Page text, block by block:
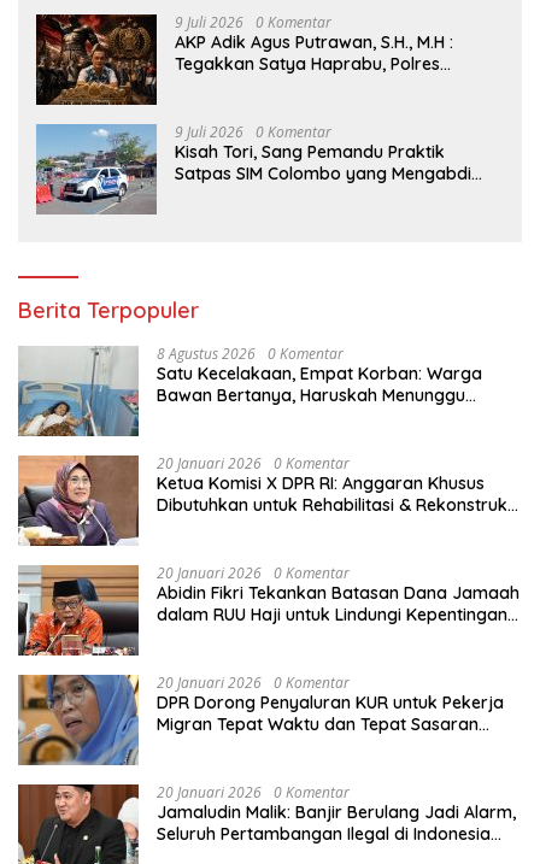
9 Juli 2026 0 Komentar
AKP Adik Agus Putrawan, S.H., M.H :
Tegakkan Satya Haprabu, Polres
Surabaya.
9 Juli 2026 0 Komentar
Kisah Tori, Sang Pemandu Praktik
Satpas SIM Colombo yang Mengabdi
Berita Terpopuler
8 Agustus 2026 0 Komentar
Satu Kecelakaan, Empat Korban: Warga
Bawan Bertanya, Haruskah Menunggu
20 Januari 2026 0 Komentar
Ketua Komisi X DPR RI: Anggaran Khusus
Dibutuhkan untuk Rehabilitasi & Rekonstruksi
20 Januari 2026 0 Komentar
Abidin Fikri Tekankan Batasan Dana Jamaah
dalam RUU Haji untuk Lindungi Kepentingan
20 Januari 2026 0 Komentar
DPR Dorong Penyaluran KUR untuk Pekerja
Migran Tepat Waktu dan Tepat Sasaran
20 Januari 2026 0 Komentar
Jamaludin Malik: Banjir Berulang Jadi Alarm,
Seluruh Pertambangan Ilegal di Indonesia